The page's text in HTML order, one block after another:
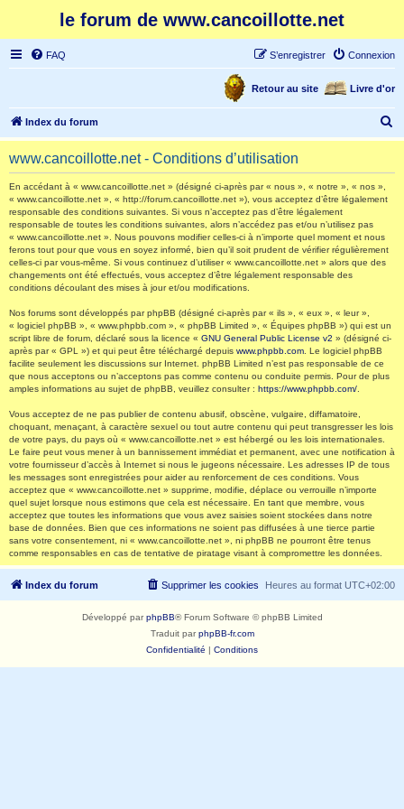
le forum de www.cancoillotte.net
FAQ Connexion
S’enregistrer
Livre d'or
Retour au site
Index du forum
e
www.cancoillotte.net - Conditions d’utilisation
En accédant à « www.cancoillotte.net » (désigné ci-après par « nous », « notre », « nos »,
« www.cancoillotte.net », « http://forum.cancoillotte.net »), vous acceptez d’être légalement
responsable des conditions suivantes. Si vous n’acceptez pas d’être légalement
responsable de toutes les conditions suivantes, alors n’accédez pas et/ou n’utilisez pas
« www.cancoillotte.net ». Nous pouvons modifier celles-ci à n’importe quel moment et nous
ferons tout pour que vous en soyez informé, bien qu’il soit prudent de vérifier régulièrement
celles-ci par vous-même. Si vous continuez d’utiliser « www.cancoillotte.net » alors que des
changements ont été effectués, vous acceptez d’être légalement responsable des
conditions découlant des mises à jour et/ou modifications.
Nos forums sont développés par phpBB (désigné ci-après par « ils », « eux », « leur »,
« logiciel phpBB », « www.phpbb.com », « phpBB Limited », « Équipes phpBB ») qui est un
script libre de forum, déclaré sous la licence « GNU General Public License v2 » (désigné ci-
après par « GPL ») et qui peut être téléchargé depuis www.phpbb.com . Le logiciel phpBB
facilite seulement les discussions sur Internet. phpBB Limited n’est pas responsable de ce
que nous acceptons ou n’acceptons pas comme contenu ou conduite permis. Pour de plus
amples informations au sujet de phpBB, veuillez consulter : https://www.phpbb.com/
Vous acceptez de ne pas publier de contenu abusif, obscène, vulgaire, diffamatoire,
choquant, menaçant, à caractère sexuel ou tout autre contenu qui peut transgresser les lois
de votre pays, du pays où « www.cancoillotte.net » est hébergé ou les lois internationales.
Le faire peut vous mener à un bannissement immédiat et permanent, avec une notification à
votre fournisseur d’accès à Internet si nous le jugeons nécessaire. Les adresses IP de tous
les messages sont enregistrées pour aider au renforcement de ces conditions. Vous
acceptez que « www.cancoillotte.net » supprime, modifie, déplace ou verrouille n’importe
quel sujet lorsque nous estimons que cela est nécessaire. En tant que membre, vous
acceptez que toutes les informations que vous avez saisies soient stockées dans notre
base de données. Bien que ces informations ne soient pas diffusées à une tierce partie
sans votre consentement, ni « www.cancoillotte.net », ni phpBB ne pourront être tenus
comme responsables en cas de tentative de piratage visant à compromettre les données.
Index du forum Heures au format UTC+02:00
Supprimer les cookies
Développé parphpBB® Forum Software © phpBB Limited
Traduit parphpBB-fr.com
Confidentialité | Conditions